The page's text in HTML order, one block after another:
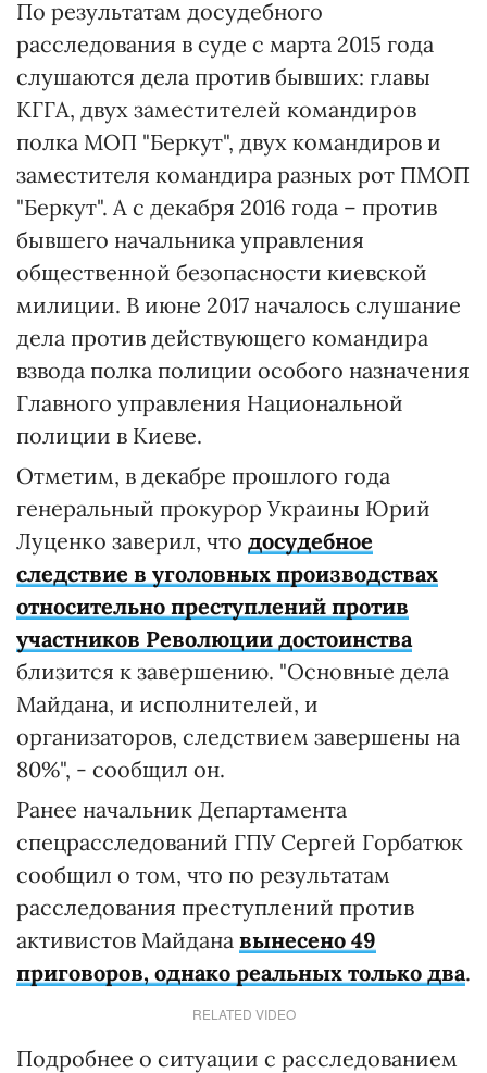
По результатам досудебного
расследования в суде с марта 2015 года
слушаются дела против бывших: главы
КГГА, двух заместителей командиров
полка МОП "Беркут", двух командиров и
заместителя командира разных рот ПМОП
"Беркут". А с декабря 2016 года – против
бывшего начальника управления
общественной безопасности киевской
милиции. В июне 2017 началось слушание
дела против действующего командира
взвода полка полиции особого назначения
Главного управления Национальной
полиции в Киеве.
Отметим, в декабре прошлого года
генеральный прокурор Украины Юрий
Луценко заверил, что досудебное
следствие в уголовных производствах
относительно преступлений против
участников Революции достоинства
близится к завершению. "Основные дела
Майдана, и исполнителей, и
организаторов, следствием завершены на
80%", - сообщил он.
Ранее начальник Департамента
спецрасследований ГПУ Сергей Горбатюк
сообщил о том, что по результатам
расследования преступлений против
активистов Майдана вынесено 49
приговоров, однако реальных только два.
RELATED VIDEO
Подробнее о ситуации с расследованием